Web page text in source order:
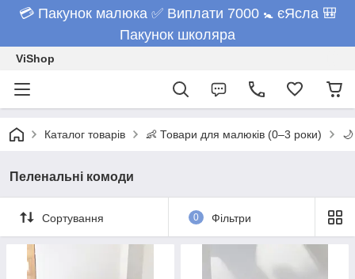
💳 Пакунок малюка ✅ Виплати 7000 🚼 єЯсла 🎒
Пакунок школяра
ViShop
Каталог товарів 👶 Товари для малюків (0–3 роки)
Пеленальні комоди
Сортування 0 Фільтри